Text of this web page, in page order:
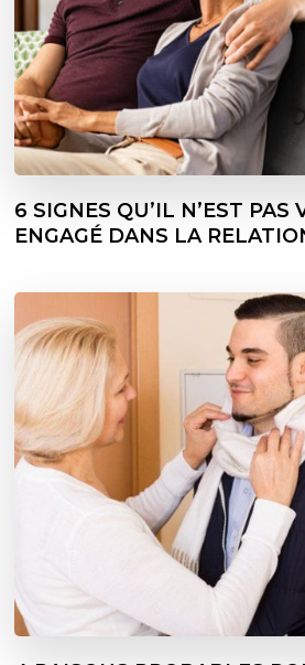
6 SIGNES QU’IL N’EST PAS
ENGAGÉ DANS LA